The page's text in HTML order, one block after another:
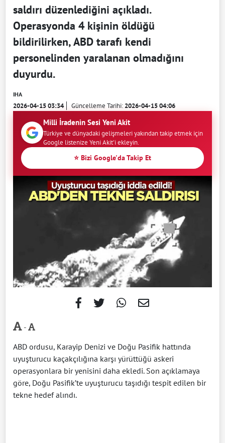
saldırı düzenlediğini açıkladı.
Operasyonda 4 kişinin öldüğü
bildirilirken, ABD tarafı kendi
personelinden yaralanan olmadığını
duyurdu.
IHA
2026-04-15 03:34 Güncelleme Tarihi:2026-04-15 04:06
Milli İradenin Sesi Yeni Akit
Türkiye ve dünyadaki gelişmeleri yakından takip etmek için
Google listenize Yeni Akit'i ekleyin.
⭐ Bizi Google'da Takip Et
-
ABD ordusu, Karayip Denizi ve Doğu Pasifik hattında
uyuşturucu kaçakçılığına karşı yürüttüğü askeri
operasyonlara bir yenisini daha ekledi. Son açıklamaya
göre, Doğu Pasifik’te uyuşturucu taşıdığı tespit edilen bir
tekne hedef alındı.